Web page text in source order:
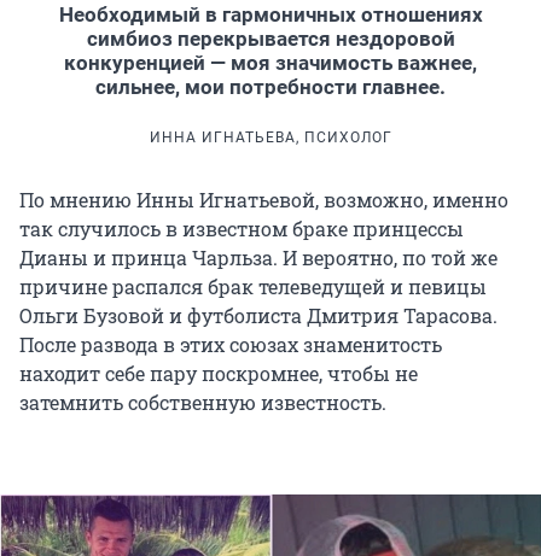
Необходимый в гармоничных отношениях
симбиоз перекрывается нездоровой
конкуренцией — моя значимость важнее,
сильнее, мои потребности главнее.
ИННА ИГНАТЬЕВА, ПСИХОЛОГ
По мнению Инны Игнатьевой, возможно, именно
так случилось в известном браке принцессы
Дианы и принца Чарльза. И вероятно, по той же
причине распался брак телеведущей и певицы
Ольги Бузовой и футболиста Дмитрия Тарасова.
После развода в этих союзах знаменитость
находит себе пару поскромнее, чтобы не
затемнить собственную известность.